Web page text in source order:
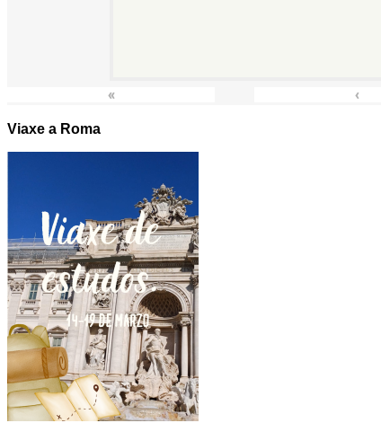
« ‹
Viaxe a Roma